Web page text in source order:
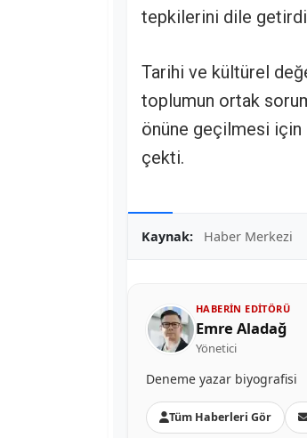
tepkilerini dile
Tarihi ve kültürel
toplumun ortak
önüne geçilmesi için
çekti.
Kaynak: Haber Merkezi
HABERIN EDITÖRÜ
Emre Aladağ
Yönetici
Deneme yazar biyografisi
Tüm Haberleri Gör